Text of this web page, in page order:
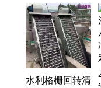
机、启闭机手摇
门、铸铁平板闸
板钢闸门、不锈钢
不锈钢叠螺式污泥
水利格栅回转清